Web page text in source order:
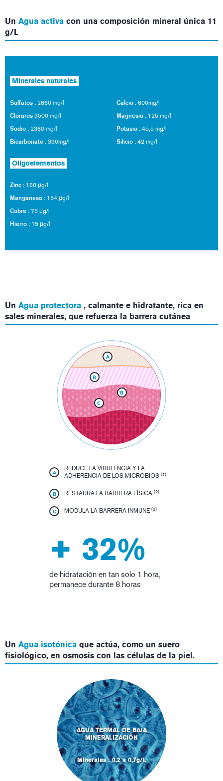
Un Agua activa con una composición mineral única 11
g/L
Minerales naturales
Sulfatos : 2860 mg/l
Cloruros 3500 mg/l
Sodio : 2360 mg/l
Bicarbonato : 390mg/l
Calcio : 600mg/l
Magnesio : 125 mg/l
Potasio : 45,5 mg/l
Silicio : 42 mg/l
Oligoelementos
Zinc : 160 μg/l
Manganeso : 154 μg/l
Cobre : 75 μg/l
Hierro : 15 μg/l
Un Agua protectora , calmante e hidratante, rica en
sales minerales, que refuerza la barrera cutánea
A
B
B
C
A
REDUCE LA VIRULENCIA Y LA
ADHERENCIA DE LOS MICROBIOS (1)
B RESTAURA LA BARRERA FÍSICA (2)
C MODULA LA BARRERA INMUNE (3)
+ 32%
de hidratación en tan solo 1 hora,
permanece durante 8 horas
Un Agua isotónica que actúa, como un suero
fisiológico, en osmosis con las células de la piel.
AGUA TERMAL DE BAJA
MINERALIZACIÓN
Minerales : 0,2 a 0,7g/L